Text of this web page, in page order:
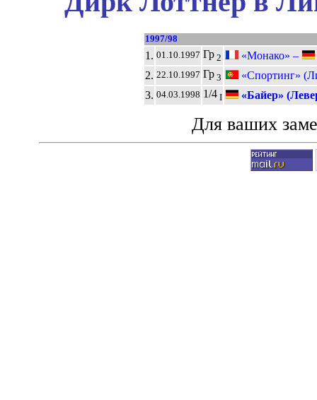
1997/98
1. 01.10.1997 Гр2 «Монако» –
2. 22.10.1997 Гр3
«Спортинг»
3. 04.03.1998 1/4I «Байер»
Для ваших